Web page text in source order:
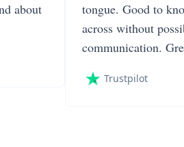
about
tongue. Good to
across without
communication.
Trustpilot